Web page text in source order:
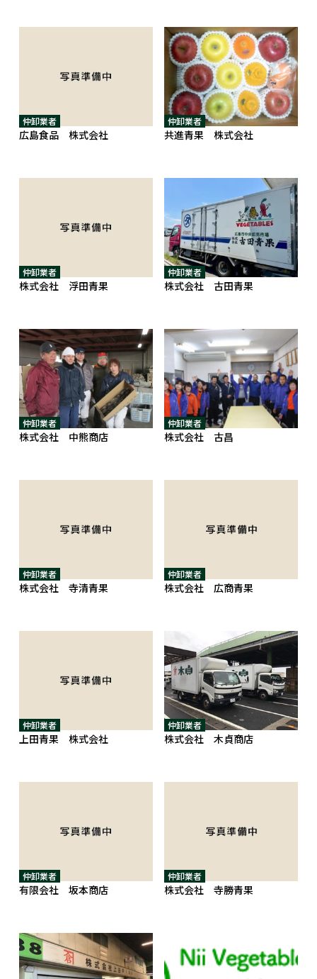
仲卸業者
広島食品 株式会社
仲卸業者
共進青果 株式会社
仲卸業者
株式会社 浮田青果
仲卸業者
株式会社 古田青果
仲卸業者
株式会社 中熊商店
仲卸業者
株式会社 古昌
仲卸業者
株式会社 寺清青果
仲卸業者
株式会社 広商青果
仲卸業者
上田青果 株式会社
仲卸業者
株式会社 木貞商店
仲卸業者
有限会社 坂本商店
仲卸業者
株式会社 寺勝青果